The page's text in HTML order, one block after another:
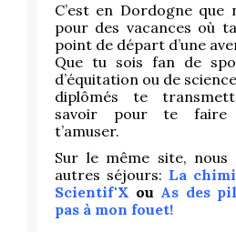
C’est en Dordogne que
pour des vacances où
point de départ d’une
Que tu sois fan de
d’équitation ou de
diplômés te
savoir pour te faire
t’amuser.
Sur le même site,
autres séjours: La
Scientif'X ou As des
pas à mon fouet!